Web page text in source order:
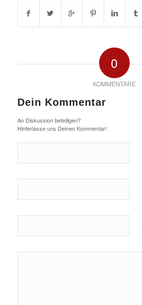
0
KOMMENTARE
Dein Kommentar
An Diskussion beteiligen?
Hinterlasse uns Deinen Kommentar!